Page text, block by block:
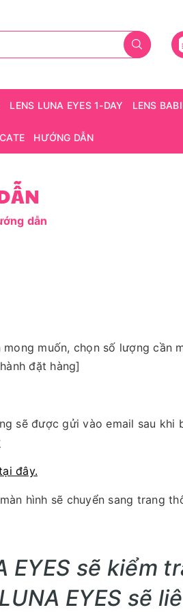
LENS LUNA EYES 1-DAY LENS
HƯỚNG DẪN
dẫn
muốn, chọn số lượng cần
đặt hàng]
sẽ được gửi vào email sau
đây.
hình sẽ chuyển sang trang
sẽ kiểm
EYES sẽ